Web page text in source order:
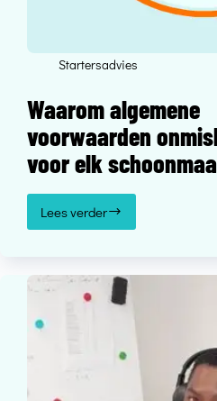
Startersadvies
Waarom algemene
voorwaarden
voor elk
Lees verder